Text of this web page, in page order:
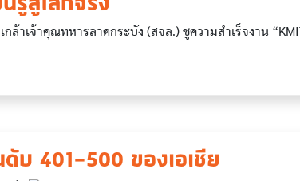
ล้าเจ้าคุณทหารลาดกระบัง (สจล.) ชูความสำเร็จงาน
บ 401–500 ของเอเชีย